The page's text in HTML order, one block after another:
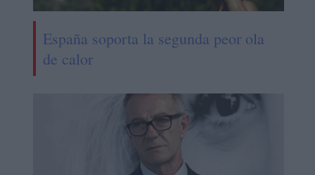
España soporta la segunda peor ola
de calor